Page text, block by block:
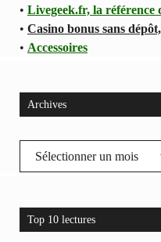
• Livegeek.fr, la référence
• Casino bonus sans
• Accessoires
Archives
Archives
Top 10 lectures